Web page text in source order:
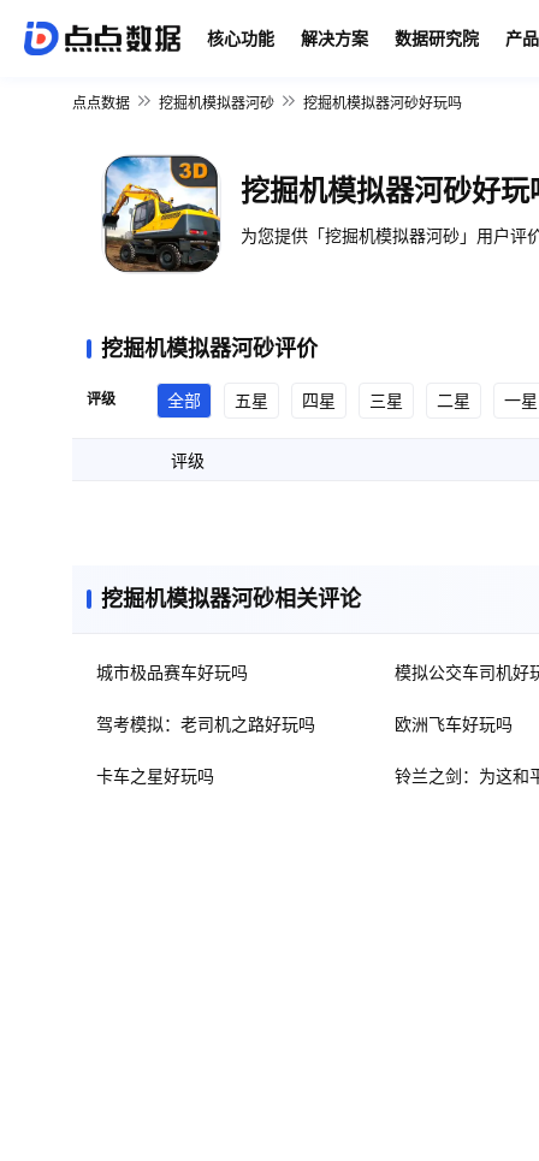
核心功能 解决方案 数据研究院 产
点点数据 挖掘机模拟器河砂 挖掘机模拟器河砂好玩吗
挖掘机模拟器河砂好玩
为您提供「挖掘机模拟器河砂」用户评
挖掘机模拟器河砂评价
评级 全部 五星 四星 三星 二星 一星
评级
挖掘机模拟器河砂相关评论
城市极品赛车好玩吗 模拟公交车司机好
驾考模拟：老司机之路好玩吗 欧洲飞车好玩吗
卡车之星好玩吗 铃兰之剑：为这和